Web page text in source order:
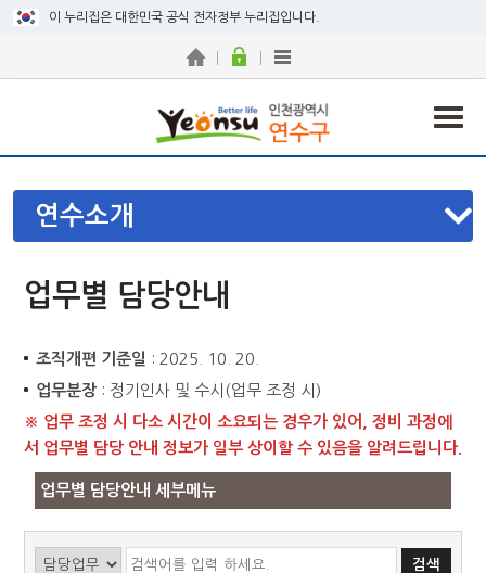
이 누리집은 대한민국 공식 전자정부 누리집입니다.
연수소개
업무별 담당안내
조직개편 기준일 : 2025. 10. 20.
업무분장 : 정기인사 및 수시(업무 조정 시)
※ 업무 조정 시 다소 시간이 소요되는 경우가 있어, 정비 과정에
서 업무별 담당 안내 정보가 일부 상이할 수 있음을 알려드립니다.
업무별 담당안내 세부메뉴